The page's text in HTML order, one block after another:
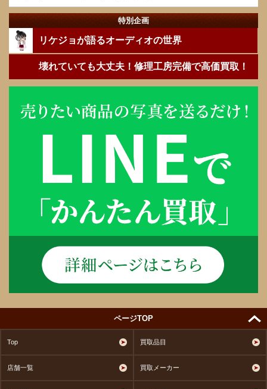
特別企画
リケジョが語るオーディオの世界
壊れていても大丈夫！修理工房完備で高価買取！
ページTOP
Top 買取品目
店舗一覧 買取メーカー